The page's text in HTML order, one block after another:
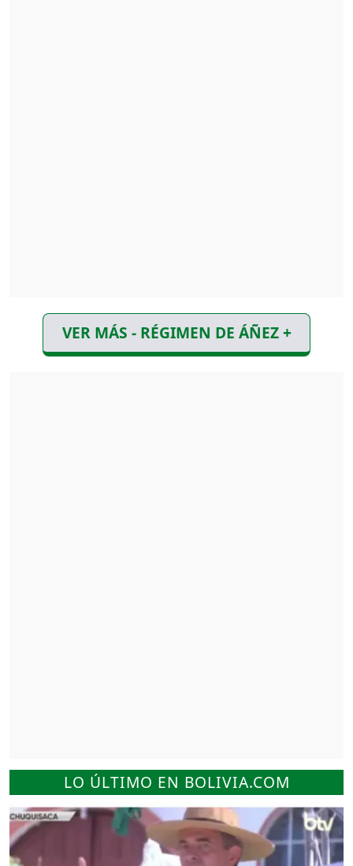
VER MÁS - RÉGIMEN DE ÁÑEZ +
LO ÚLTIMO EN BOLIVIA.COM